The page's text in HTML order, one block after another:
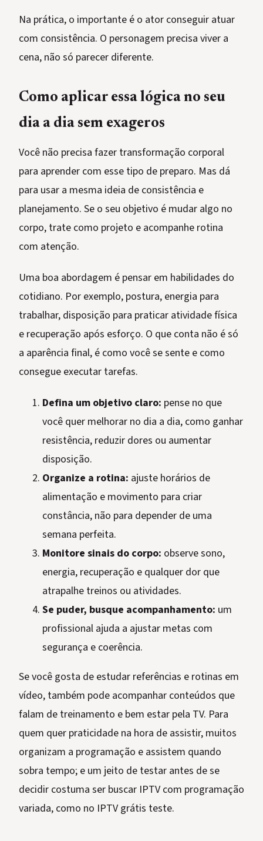
Na prática, o importante é o ator conseguir atuar
com consistência. O personagem precisa viver a
cena, não só parecer diferente.
Como aplicar essa lógica no seu
dia a dia sem exageros
Você não precisa fazer transformação corporal
para aprender com esse tipo de preparo. Mas dá
para usar a mesma ideia de consistência e
planejamento. Se o seu objetivo é mudar algo no
corpo, trate como projeto e acompanhe rotina
com atenção.
Uma boa abordagem é pensar em habilidades do
cotidiano. Por exemplo, postura, energia para
trabalhar, disposição para praticar atividade física
e recuperação após esforço. O que conta não é só
a aparência final, é como você se sente e como
consegue executar tarefas.
Defina um objetivo claro: pense no que
você quer melhorar no dia a dia, como ganhar
resistência, reduzir dores ou aumentar
disposição.
Organize a rotina: ajuste horários de
alimentação e movimento para criar
constância, não para depender de uma
semana perfeita.
Monitore sinais do corpo: observe sono,
energia, recuperação e qualquer dor que
atrapalhe treinos ou atividades.
Se puder, busque acompanhamento: um
profissional ajuda a ajustar metas com
segurança e coerência.
Se você gosta de estudar referências e rotinas em
vídeo, também pode acompanhar conteúdos que
falam de treinamento e bem estar pela TV. Para
quem quer praticidade na hora de assistir, muitos
organizam a programação e assistem quando
sobra tempo; e um jeito de testar antes de se
decidir costuma ser buscar IPTV com programação
variada, como no IPTV grátis teste.